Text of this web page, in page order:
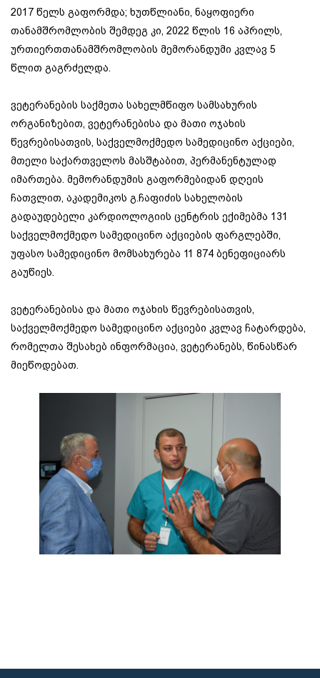
2017 წელს გაფორმდა; ხუთწლიანი, ნაყოფიერი
თანამშრომლობის შემდეგ კი, 2022 წლის 16 აპრილს,
ურთიერთთანამშრომლობის მემორანდუმი კვლავ 5
წლით გაგრძელდა.
ვეტერანების საქმეთა სახელმწიფო სამსახურის
ორგანიზებით, ვეტერანებისა და მათი ოჯახის
წევრებისათვის, საქველმოქმედო სამედიცინო აქციები,
მთელი საქართველოს მასშტაბით, პერმანენტულად
იმართება. მემორანდუმის გაფორმებიდან დღეის
ჩათვლით, აკადემიკოს გ.ჩაფიძის სახელობის
გადაუდებელი კარდიოლოგიის ცენტრის ექიმებმა 131
საქველმოქმედო სამედიცინო აქციების ფარგლებში,
უფასო სამედიცინო მომსახურება 11 874 ბენეფიციარს
გაუწიეს.
ვეტერანებისა და მათი ოჯახის წევრებისათვის,
საქველმოქმედო სამედიცინო აქციები კვლავ ჩატარდება,
რომელთა შესახებ ინფორმაცია, ვეტერანებს, წინასწარ
მიეწოდებათ.